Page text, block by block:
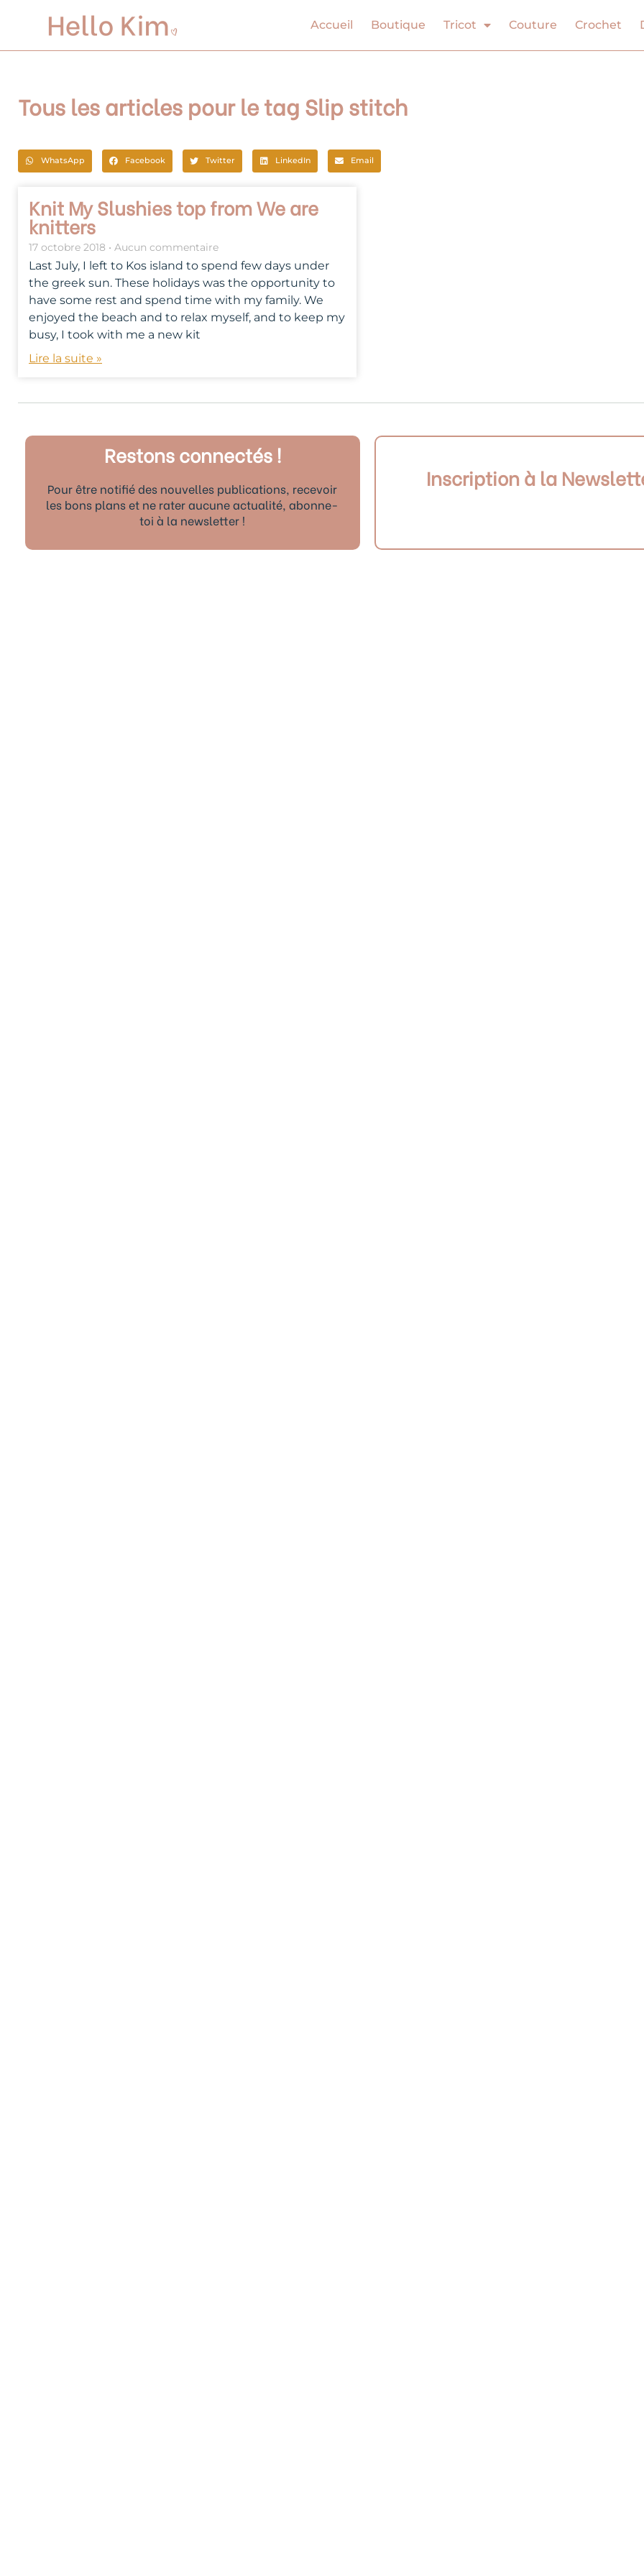
Accueil Boutique Tricot Couture Crochet
Tous les articles pour le tag Slip stitch
WhatsApp Facebook Twitter LinkedIn Email
Knit My Slushies top from We are
knitters
17 octobre 2018 Aucun commentaire
Last July, I left to Kos island to spend few days under
the greek sun. These holidays was the opportunity to
have some rest and spend time with my family. We
enjoyed the beach and to relax myself, and to keep my
busy, I took with me a new kit
Lire la suite »
Restons connectés !
Pour être notifié des nouvelles publications, recevoir
les bons plans et ne rater aucune actualité, abonne-
toi à la newsletter !
Inscription à la